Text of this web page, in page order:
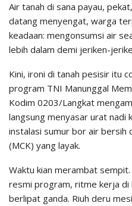
Air tanah di sana payau,
datang menyengat, warga
keadaan: mengonsumsi air
lebih dalam demi jeriken-
​Kini, ironi di tanah pesisir itu
program TNI Manunggal
Kodim 0203/Langkat
langsung menyasar urat nadi
instalasi sumur bor air bersih
(MCK) yang layak.
​Waktu kian merambat
resmi program, ritme kerja di
berlipat ganda. Riuh deru